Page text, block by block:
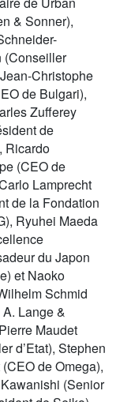
& Sonner),
(Conseiller
Christophe
de Bulgari),
Zufferey
de
Ricardo
(CEO de
Lamprecht
de la Fondation
Ryuhei Maeda
du Japon
et Naoko
Schmid
Lange &
Maudet
d’Etat), Stephen
de Omega),
(Senior